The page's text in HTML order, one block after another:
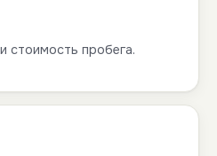
стоимость пробега.